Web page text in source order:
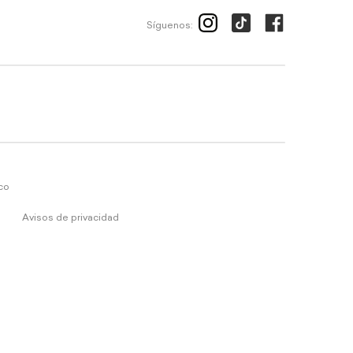
Síguenos:
Avisos de privacidad